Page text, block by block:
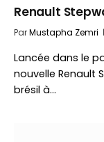
Renault
ParMustapha Zemri
Lancée dans le
nouvelle Renault
brésil à…